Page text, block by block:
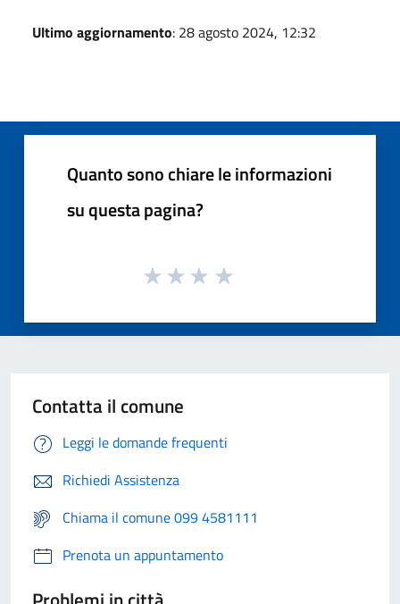
Ultimo aggiornamento: 28 agosto 2024, 12:32
Quanto sono chiare le informazioni
su questa pagina?
Contatta il comune
Leggi le domande frequenti
Richiedi Assistenza
Chiama il comune 099 4581111
Prenota un appuntamento